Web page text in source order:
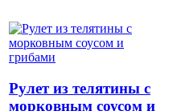
Рулет из телятины с
морковным соусом и